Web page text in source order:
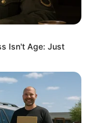
to feeling your
Isn't Age: Just